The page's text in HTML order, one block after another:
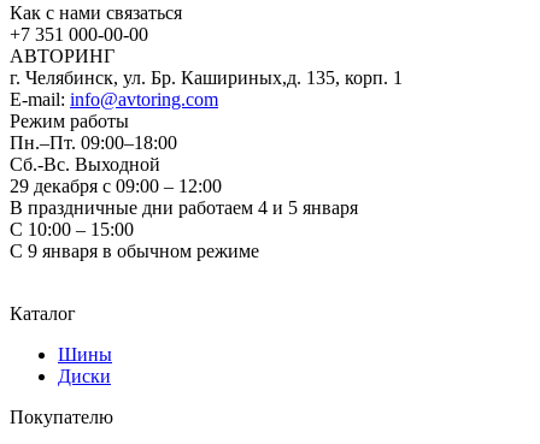
Как с нами связаться
+7 351 000-00-00
АВТОРИНГ
г. Челябинск, ул. Бр. Кашириных,д. 135, корп. 1
E-mail: info@avtoring.com
Режим работы
Пн.–Пт. 09:00–18:00
Сб.-Вс. Выходной
29 декабря с 09:00 – 12:00
В праздничные дни работаем 4 и 5 января
С 10:00 – 15:00
С 9 января в обычном режиме
Каталог
Шины
Диски
Покупателю